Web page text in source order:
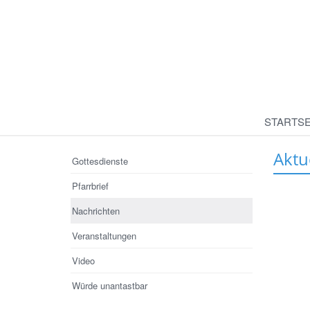
Gottesdienste
Pfarrbrief
Nachrichten
Veranstaltungen
Video
Würde unantastbar